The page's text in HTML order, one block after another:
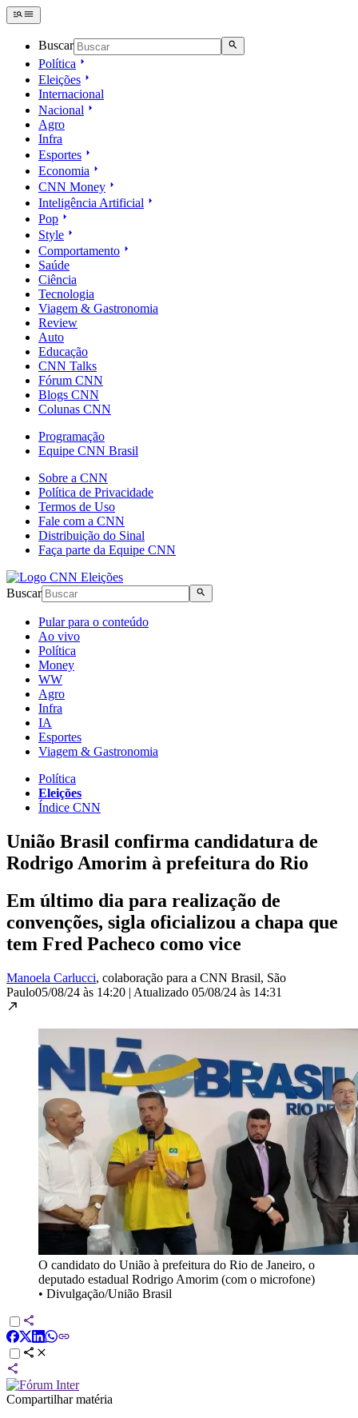
Buscar
Política
Eleições
Internacional
Nacional
Agro
Infra
Esportes
Economia
CNN Money
Inteligência Artificial
Pop
Style
Comportamento
Saúde
Ciência
Tecnologia
Viagem & Gastronomia
Review
Auto
Educação
CNN Talks
Fórum CNN
Blogs CNN
Colunas CNN
Programação
Equipe CNN Brasil
Sobre a CNN
Política de Privacidade
Termos de Uso
Fale com a CNN
Distribuição do Sinal
Faça parte da Equipe CNN
Buscar
Pular para o conteúdo
Ao vivo
Política
Money
WW
Agro
Infra
IA
Esportes
Viagem & Gastronomia
Política
Eleições
Índice CNN
União Brasil confirma candidatura de
Rodrigo Amorim à prefeitura do Rio
Em último dia para realização de
convenções, sigla oficializou a chapa que
tem Fred Pacheco como vice
Manoela Carlucci, colaboração para a CNN Brasil, São
Paulo05/08/24 às 14:20 | Atualizado 05/08/24 às 14:31
O candidato do União à prefeitura do Rio de Janeiro, o
deputado estadual Rodrigo Amorim (com o microfone)
• Divulgação/União Brasil
Compartilhar matéria